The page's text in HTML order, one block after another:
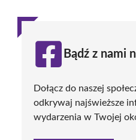
Bądź z nami
Dołącz do naszej
odkrywaj najświeższe
wydarzenia w Twojej